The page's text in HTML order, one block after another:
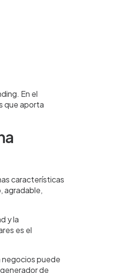
En el
que aporta
características
agradable,
y la
es el
negocios puede
de